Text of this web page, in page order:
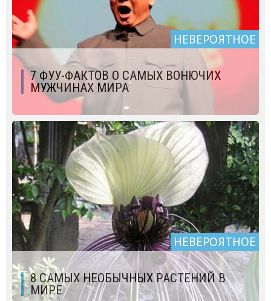
НЕВЕРОЯТНОЕ
7 ФУУ-ФАКТОВ О САМЫХ ВОНЮЧИХ
МУЖЧИНАХ МИРА
НЕВЕРОЯТНОЕ
8 САМЫХ НЕОБЫЧНЫХ РАСТЕНИЙ В
МИРЕ